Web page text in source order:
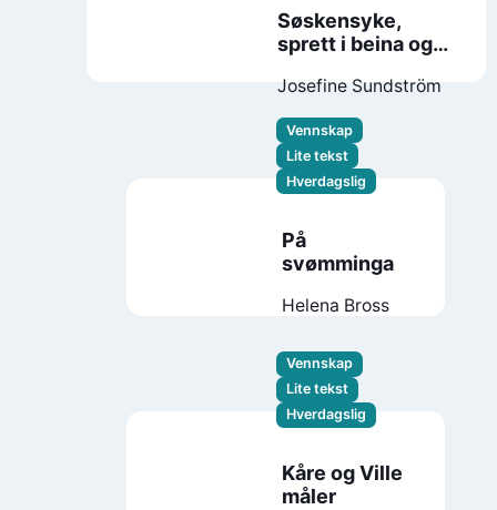
Søskensyke,
sprett i beina og
Josefine Sundström
Vennskap
Lite tekst
Hverdagslig
På
svømminga
Helena Bross
Vennskap
Lite tekst
Hverdagslig
Kåre og Ville
måler